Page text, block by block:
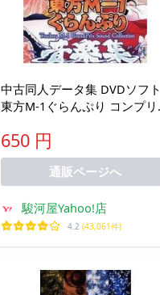
中古同人データ集 DVDソフト
東方M-1ぐらんぷり コンプリ
650 円
通販ページへ
駿河屋Yahoo!店
4.2 (43,061件)